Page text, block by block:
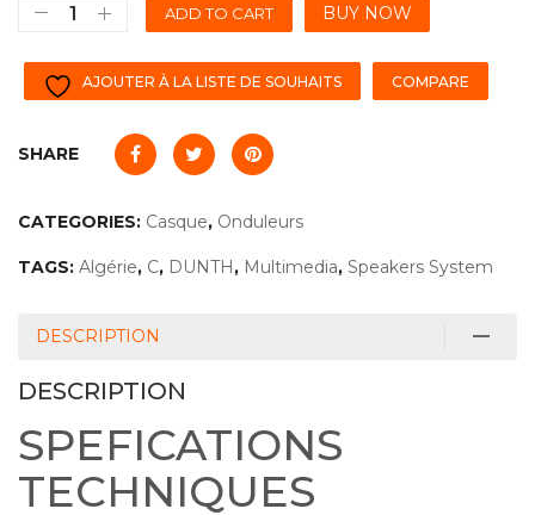
ADD TO CART BUY NOW
AJOUTER À LA LISTE DE SOUHAITS COMPARE
SHARE
CATEGORIES: Casque, Onduleurs
TAGS: Algérie, C, DUNTH, Multimedia, Speakers System
DESCRIPTION
DESCRIPTION
SPEFICATIONS
TECHNIQUES